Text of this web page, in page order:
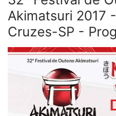
Akimatsuri 2017
Cruzes-SP -